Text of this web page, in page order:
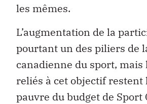
les mêmes.
L’augmentation de la
pourtant un des piliers de
canadienne du sport, mais
reliés à cet objectif restent
pauvre du budget de Sport